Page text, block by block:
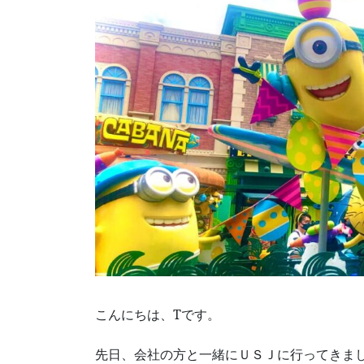
こんにちは、Tです。
先日、会社の方と一緒にＵＳＪに行ってきま